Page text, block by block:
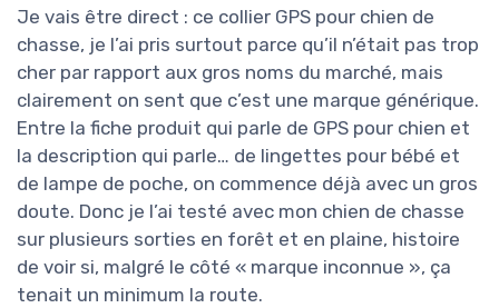
Je vais être direct : ce collier GPS pour chien de
chasse, je l’ai pris surtout parce qu’il n’était pas trop
cher par rapport aux gros noms du marché, mais
clairement on sent que c’est une marque générique.
Entre la fiche produit qui parle de GPS pour chien et
la description qui parle… de lingettes pour bébé et
de lampe de poche, on commence déjà avec un gros
doute. Donc je l’ai testé avec mon chien de chasse
sur plusieurs sorties en forêt et en plaine, histoire
de voir si, malgré le côté « marque inconnue », ça
tenait un minimum la route.